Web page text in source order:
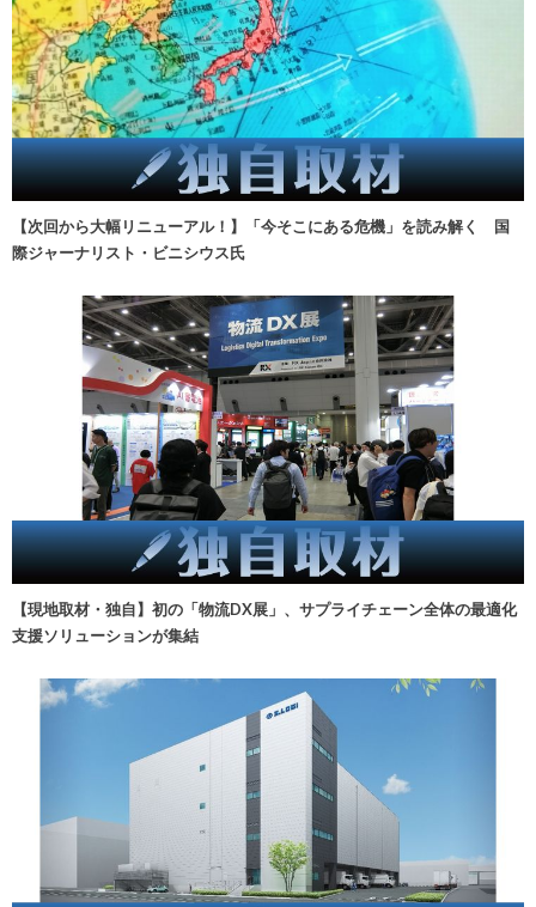
【次回から大幅リニューアル！】「今そこにある危機」を読み解く 国
際ジャーナリスト・ビニシウス氏
【現地取材・独自】初の「物流DX展」、サプライチェーン全体の最適化
支援ソリューションが集結